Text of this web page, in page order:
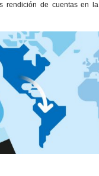
rendición de cuentas en la